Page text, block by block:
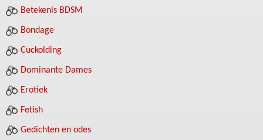
Betekenis BDSM
Bondage
Cuckolding
Dominante Dames
Erotiek
Fetish
Gedichten en odes